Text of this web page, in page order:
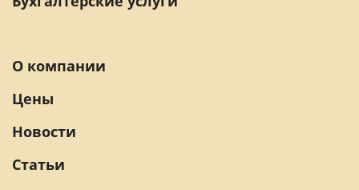
О компании
Цены
Новости
Статьи